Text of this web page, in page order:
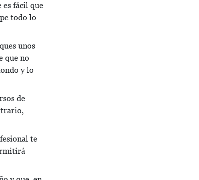
es fácil que
todo lo
unos
que no
y lo
de
te